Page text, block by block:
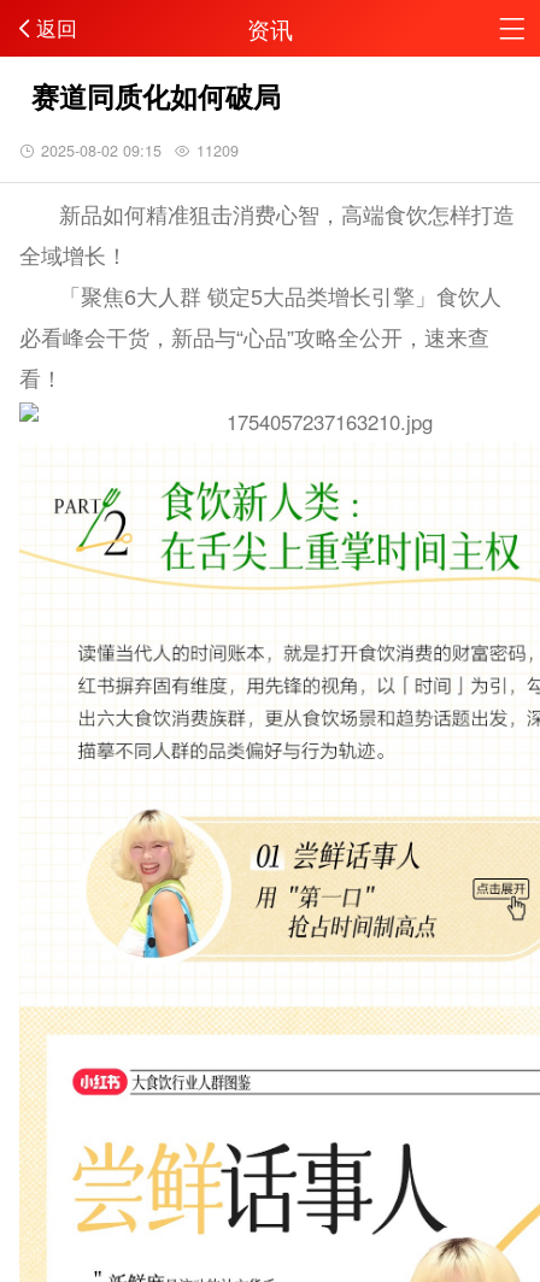
返回 资讯
赛道同质化如何破局
2025-08-02 09:15 11209
新品如何精准狙击消费心智，高端食饮怎样打造
全域增长！
「聚焦6大人群 锁定5大品类增长引擎」食饮人
必看峰会干货，新品与“心品”攻略全公开，速来查
看！